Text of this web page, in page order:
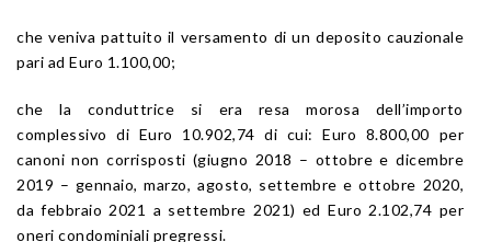
che veniva pattuito il versamento di un deposito cauzionale
pari ad Euro 1.100,00;
che la conduttrice si era resa morosa dell’importo
complessivo di Euro 10.902,74 di cui: Euro 8.800,00 per
canoni non corrisposti (giugno 2018 – ottobre e dicembre
2019 – gennaio, marzo, agosto, settembre e ottobre 2020,
da febbraio 2021 a settembre 2021) ed Euro 2.102,74 per
oneri condominiali pregressi.